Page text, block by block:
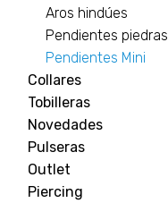
Aros hindúes
Pendientes piedras
Pendientes Mini
Collares
Tobilleras
Novedades
Pulseras
Outlet
Piercing